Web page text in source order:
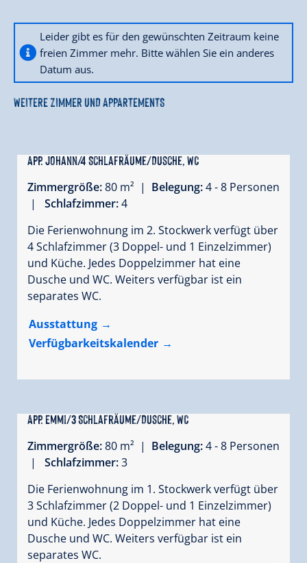
Leider gibt es für den gewünschten Zeitraum keine
freien Zimmer mehr. Bitte wählen Sie ein anderes
Datum aus.
WEITERE ZIMMER UND APPARTEMENTS
App. Johann/4 Schlafräume/Dusche, WC
Zimmergröße:80 m² | Belegung:4 - 8 Personen
|
Schlafzimmer:4
Die Ferienwohnung im 2. Stockwerk verfügt über
4 Schlafzimmer (3 Doppel- und 1 Einzelzimmer)
und Küche. Jedes Doppelzimmer hat eine
Dusche und WC. Weiters verfügbar ist ein
separates WC.
Ausstattung
Verfügbarkeitskalender
App. Emmi/3 Schlafräume/Dusche, WC
Zimmergröße:80 m² | Belegung:4 - 8 Personen
|
Schlafzimmer:3
Die Ferienwohnung im 1. Stockwerk verfügt über
3 Schlafzimmer (2 Doppel- und 1 Einzelzimmer)
und Küche. Jedes Doppelzimmer hat eine
Dusche und WC. Weiters verfügbar ist ein
separates WC.